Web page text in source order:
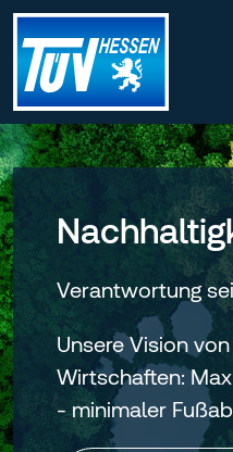
Zum Inhalt wechseln
Verantwortung
Unsere Vision
Wirtschaften:
- minimaler